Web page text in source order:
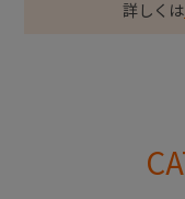
詳しくは